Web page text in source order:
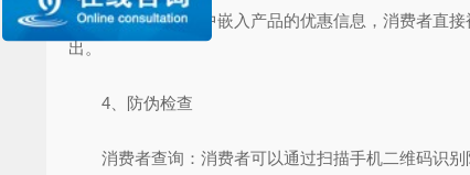
通过在二维码中嵌入产品的优惠信息，消费者直接
出。
4、防伪检查
消费者查询：消费者可以通过扫描手机二维码识别